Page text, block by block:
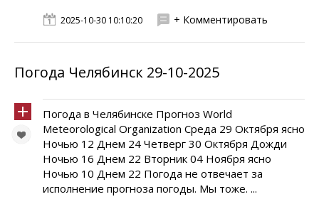
2025-10-30 10:10:20 + Комментировать
Погода Челябинск 29-10-2025
Погода в Челябинске Прогноз World
Meteorological Organization Среда 29 Октября ясно
Ночью 12 Днем 24 Четверг 30 Октября Дожди
Ночью 16 Днем 22 Вторник 04 Ноября ясно
Ночью 10 Днем 22 Погода не отвечает за
исполнение прогноза погоды. Мы тоже. ...